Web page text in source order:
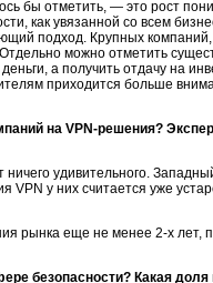
бы отметить, — это рост
как увязанной со всем
подход. Крупных
можно отметить
а получить отдачу на
приходится больше
на VPN-решения?
ничего удивительного.
у них считается уже
рынка еще не менее 2-х лет,
безопасности? Какая